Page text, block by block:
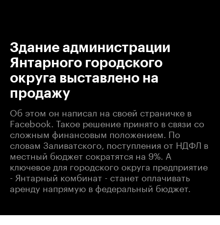
Здание администрации
Янтарного городского
округа выставлено на
продажу
Об этом он написал на своей страничке в
Facebook. Такое решение принято в связи со
сложным финансовым положением. По
словам Заливатского, поступления от НДФЛ в
местный бюджет сократятся на 9%. А
ключевое для городского округа предприятие
- Янтарный комбинат - станет оплачивать
аренду напрямую в федеральный бюджет.